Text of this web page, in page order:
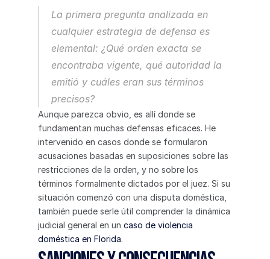
La primera pregunta analizada en
cualquier estrategia de defensa es
elemental: ¿Qué orden exacta se
encontraba vigente, qué autoridad la
emitió y cuáles eran sus términos
precisos?
Aunque parezca obvio, es allí donde se
fundamentan muchas defensas eficaces. He
intervenido en casos donde se formularon
acusaciones basadas en suposiciones sobre las
restricciones de la orden, y no sobre los
términos formalmente dictados por el juez. Si su
situación comenzó con una disputa doméstica,
también puede serle útil comprender la dinámica
judicial general en un caso de violencia
doméstica en Florida.